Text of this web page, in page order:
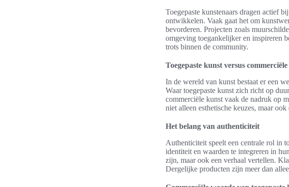
Toegepaste kunstenaars dragen actief
ontwikkelen. Vaak gaat het om
bevorderen. Projecten zoals
omgeving toegankelijker en inspireren
trots binnen de community.
Toegepaste kunst versus
In de wereld van kunst bestaat er een
Waar toegepaste kunst zich richt op
commerciële kunst vaak de nadruk op
niet alleen esthetische keuzes, maar
Het belang van authenticiteit
Authenticiteit speelt een centrale rol in
identiteit en waarden te integreren in
zijn, maar ook een verhaal vertellen.
Dergelijke producten zijn meer dan